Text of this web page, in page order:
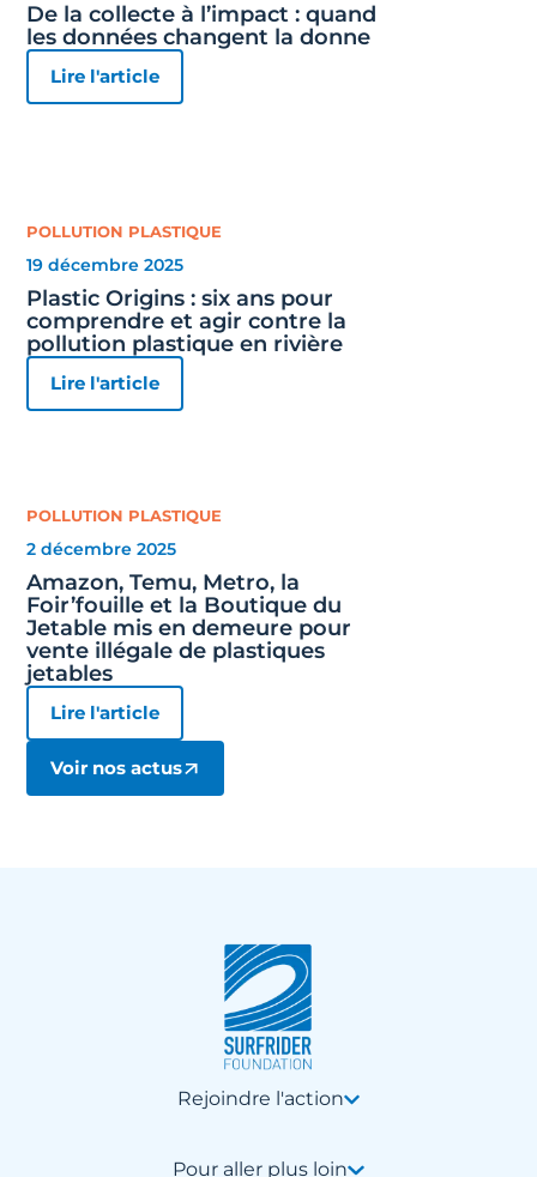
De la collecte à l’impact : quand
les données changent la donne
Lire l'article
POLLUTION PLASTIQUE
19 décembre 2025
Plastic Origins : six ans pour
comprendre et agir contre la
pollution plastique en rivière
Lire l'article
POLLUTION PLASTIQUE
2 décembre 2025
Amazon, Temu, Metro, la
Foir’fouille et la Boutique du
Jetable mis en demeure pour
vente illégale de plastiques
jetables
Lire l'article
Voir nos actus
Rejoindre l'action
Pour aller plus loin